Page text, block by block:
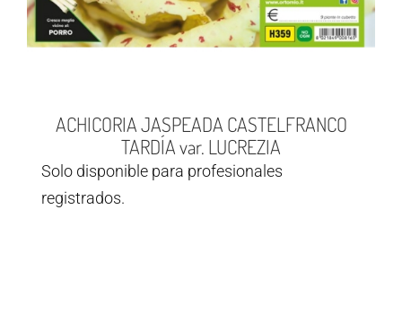
ACHICORIA JASPEADA CASTELFRANCO
TARDÍA var. LUCREZIA
Solo disponible para profesionales
registrados.